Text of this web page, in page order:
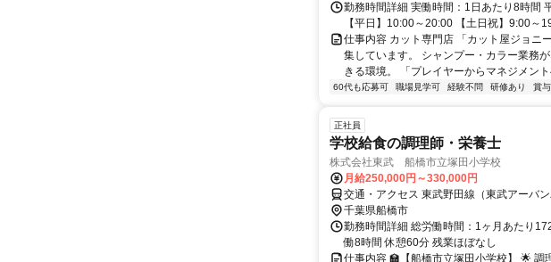
勤務時間詳細 実働時間：1日あたり8時間
【平日】10:00～20:00 【土日祝】9:00～
仕事内容 カット専門店 「カット屋ジョニ
集しています。 シャンプー・カラー業務
きる環境。 「プレイヤーからマネジメン
60代も応募可 職場見学可 経験不問 研修あり 賞
正社員
学校給食の調理師・栄養士
株式会社東武 船橋市立塚田小学校
月給250,000円～330,000円
交通・アクセス 東武野田線（東武アーバ
千葉県船橋市
勤務時間詳細 総労働時間：1ヶ月あたり
働8時間 休憩60分 残業ほぼなし
仕事内容 🏫【船橋市立塚田小学校】 🌟